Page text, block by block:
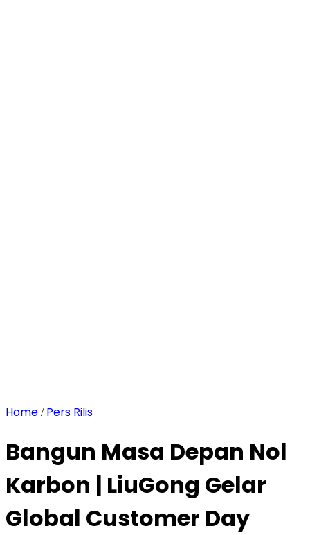
Home / Pers Rilis
Bangun Masa Depan Nol
Karbon | LiuGong Gelar
Global Customer Day